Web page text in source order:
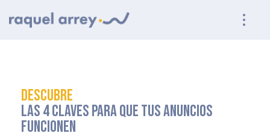
DESCUBRE
LAS 4 CLAVES PARA QUE TUS ANUNCIOS
FUNCIONEN